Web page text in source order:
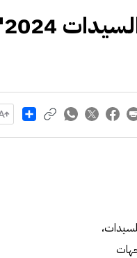
2024"
Share